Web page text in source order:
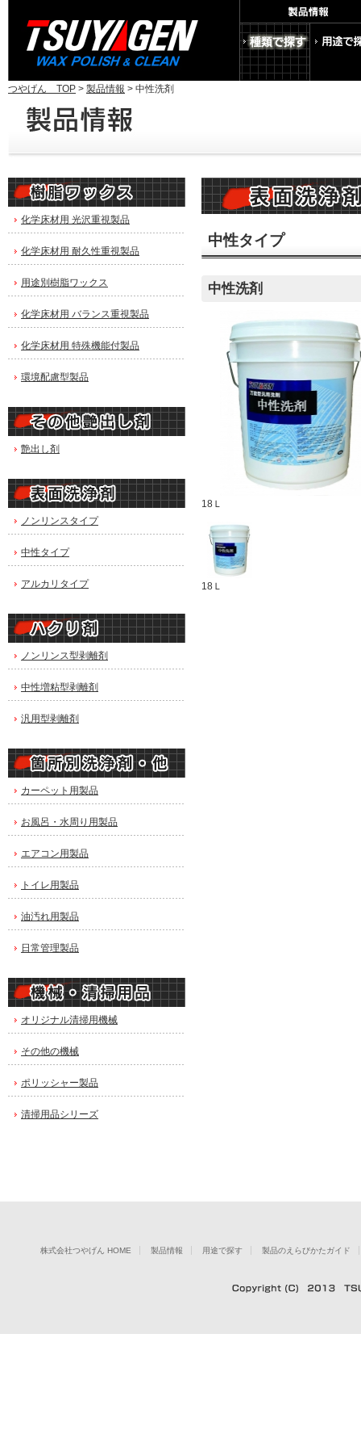
つやげん TOP > 製品情報 > 中性洗剤
化学床材用 光沢重視製品
化学床材用 耐久性重視製品
用途別樹脂ワックス
化学床材用 バランス重視製品
化学床材用 特殊機能付製品
環境配慮型製品
艶出し剤
ノンリンスタイプ
中性タイプ
アルカリタイプ
ノンリンス型剥離剤
中性増粘型剥離剤
汎用型剥離剤
カーペット用製品
お風呂・水周り用製品
エアコン用製品
トイレ用製品
油汚れ用製品
日常管理製品
オリジナル清掃用機械
その他の機械
ポリッシャー製品
清掃用品シリーズ
中性タイプ
中性洗剤
18Ｌ
18Ｌ
株式会社つやげん HOME 製品情報 用途で探す 製品のえらびかたガイド